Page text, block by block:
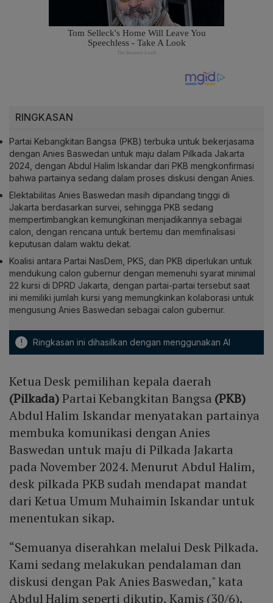
RINGKASAN
Partai Kebangkitan Bangsa (PKB) terbuka untuk bekerjasama
dengan Anies Baswedan untuk maju dalam Pilkada Jakarta
2024, dengan Abdul Halim Iskandar dari PKB mengkonfirmasi
bahwa partainya sedang dalam proses diskusi dengan Anies.
Elektabilitas Anies Baswedan masih dipandang tinggi di
Jakarta berdasarkan survei, sehingga PKB sedang
mempertimbangkan kemungkinan menjadikannya sebagai
calon, dengan rencana untuk bertemu dan memfinalisasi
keputusan dalam waktu dekat.
Koalisi antara Partai NasDem, PKS, dan PKB diperlukan untuk
mendukung calon gubernur dengan memenuhi syarat minimal
22 kursi di DPRD Jakarta, dengan partai-partai tersebut saat
ini memiliki jumlah kursi yang memungkinkan kolaborasi untuk
mengusung Anies Baswedan sebagai calon gubernur.
! Ringkasan ini dihasilkan dengan menggunakan AI
Ketua Desk pemilihan kepala daerah
(Pilkada)Partai Kebangkitan Bangsa (PKB)
Abdul Halim Iskandar menyatakan partainya
membuka komunikasi dengan Anies
Baswedan untuk maju di Pilkada Jakarta
pada November 2024. Menurut Abdul Halim,
desk pilkada PKB sudah mendapat mandat
dari Ketua Umum Muhaimin Iskandar untuk
menentukan sikap.
“Semuanya diserahkan melalui Desk Pilkada.
Kami sedang melakukan pendalaman dan
diskusi dengan Pak Anies Baswedan," kata
Abdul Halim seperti dikutip, Kamis (30/6).